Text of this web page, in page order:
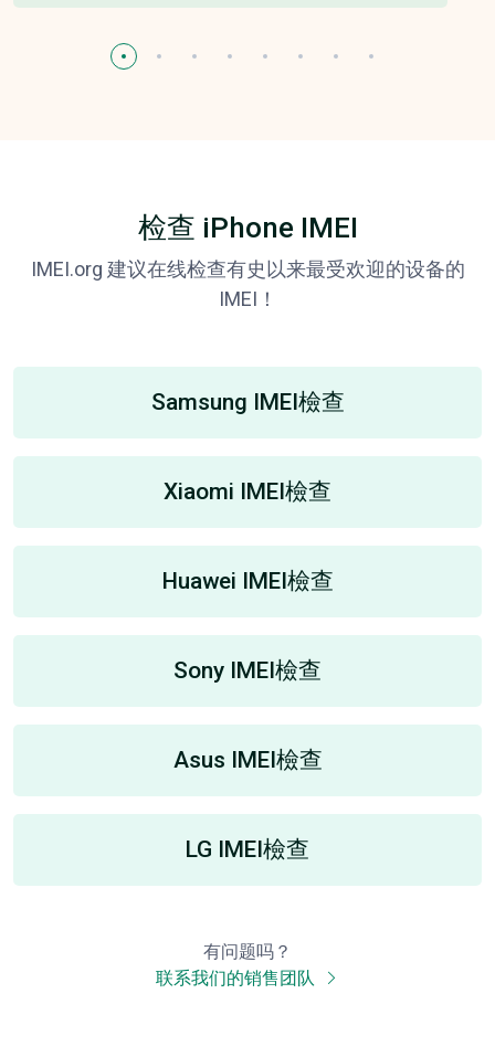
检查 iPhone IMEI
IMEI.org 建议在线检查有史以来最受欢迎的设备的
IMEI！
Samsung IMEI檢查
Xiaomi IMEI檢查
Huawei IMEI檢查
Sony IMEI檢查
Asus IMEI檢查
LG IMEI檢查
有问题吗？
联系我们的销售团队